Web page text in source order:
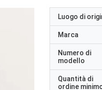
Luogo di
Marca
Numero di
modello
Quantità di
ordine